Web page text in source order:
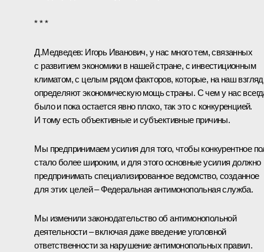
* * *
Д.Медведев: Игорь Иванович, у нас много тем, связанных
с развитием экономики в нашей стране, с инвестиционным
климатом, с целым рядом факторов, которые, на наш
определяют экономическую мощь страны. С чем у нас
было и пока остается явно плохо, так это с конкуренцией.
И тому есть объективные и субъективные причины.
Мы предпринимаем усилия для того, чтобы конкурентное
стало более широким, и для этого основные усилия должно
предпринимать специализированное ведомство, созданное
для этих целей – Федеральная антимонопольная служба.
Мы изменили законодательство об антимонопольной
деятельности – включая даже введение уголовной
ответственности за нарушение антимонопольных правил.